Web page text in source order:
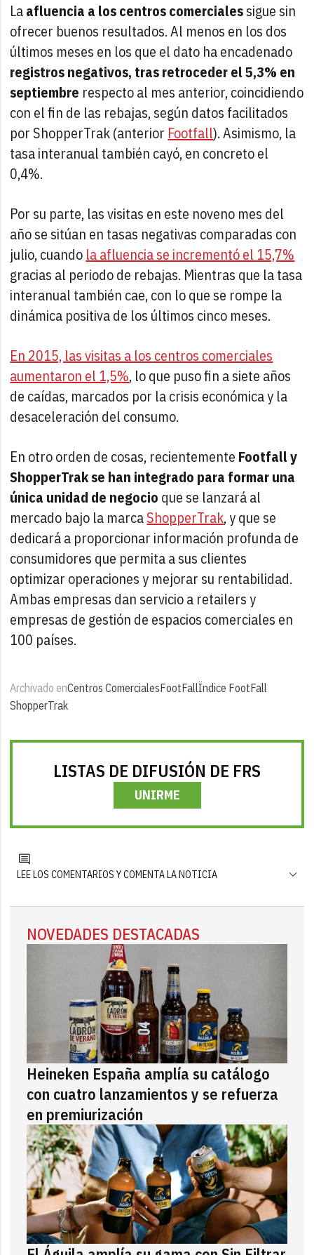
Laafluencia a los centros comercialessigue sin
ofrecer buenos resultados. Al menos en los dos
últimos meses en los que el dato ha encadenado
registros negativos, tras retroceder el 5,3% en
septiembre respecto al mes anterior, coincidiendo
con el fin de las rebajas, según datos facilitados
por ShopperTrak (anterior Footfall). Asimismo, la
tasa interanual también cayó, en concreto el
0,4%.
Por su parte, las visitas en este noveno mes del
año se sitúan en tasas negativas comparadas con
julio, cuando la afluencia se incrementó el 15,7%
gracias al periodo de rebajas. Mientras que la tasa
interanual también cae, con lo que se rompe la
dinámica positiva de los últimos cinco meses.
En 2015, las visitas a los centros comerciales
aumentaron el 1,5%, lo que puso fin a siete años
de caídas, marcados por la crisis económica y la
desaceleración del consumo.
En otro orden de cosas, recientemente Footfall y
ShopperTrak se han integrado para formar una
única unidad de negocio que se lanzará al
mercado bajo la marcaShopperTrak, y que se
dedicará a proporcionar información profunda de
consumidores que permita a sus clientes
optimizar operaciones y mejorar su rentabilidad.
Ambas empresas dan servicio a retailers y
empresas de gestión de espacios comerciales en
100 países.
Archivado enCentros ComercialesFootFallÏndice FootFall
ShopperTrak
LISTAS DE DIFUSIÓN DE FRS
UNIRME
LEE LOS COMENTARIOS Y COMENTA LA NOTICIA
NOVEDADES DESTACADAS
Heineken España amplía su catálogo
con cuatro lanzamientos y se refuerza
en premiurización